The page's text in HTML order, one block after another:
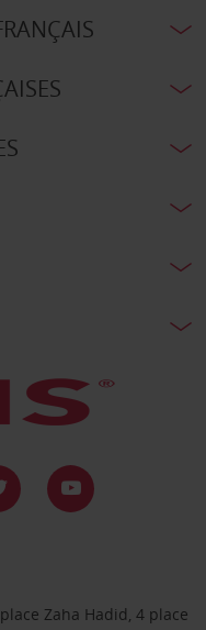
Zaha Hadid, 4 place